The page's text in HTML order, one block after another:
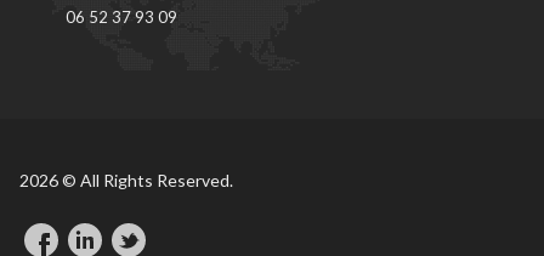
06 52 37 93 09
2026 © All Rights Reserved.